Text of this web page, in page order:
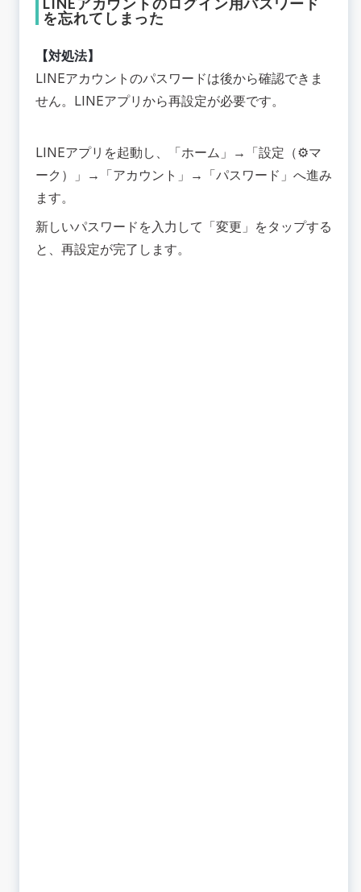
を忘れてしまった
【対処法】
LINEアカウントのパスワードは後から確認できま
せん。LINEアプリから再設定が必要です。
LINEアプリを起動し、「ホーム」→「設定（⚙️マ
ーク）」→「アカウント」→「パスワード」へ進み
ます。
新しいパスワードを入力して「変更」をタップする
と、再設定が完了します。